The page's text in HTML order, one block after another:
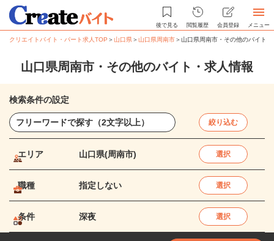
後で見る 閲覧履歴 会員登録 メニュー
クリエイトバイト・パート求人TOP ＞山口県＞山口県周南市＞山口県周南市・その他のバイト
山口県周南市・その他のバイト・求人情報
検索条件の設定
絞り込む
エリア 山口県(周南市) 選択
職種 指定しない 選択
条件 深夜 選択